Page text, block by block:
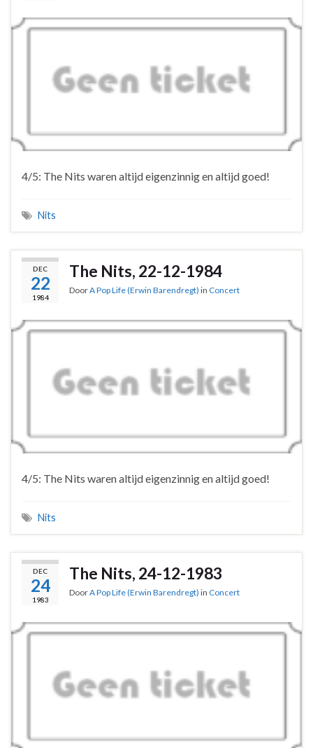
4/5: The Nits waren altijd eigenzinnig en altijd goed!
Nits
DEC
22
1984
The Nits, 22-12-1984
DoorA Pop Life (Erwin Barendregt) in Concert
4/5: The Nits waren altijd eigenzinnig en altijd goed!
Nits
DEC
24
1983
The Nits, 24-12-1983
DoorA Pop Life (Erwin Barendregt) in Concert